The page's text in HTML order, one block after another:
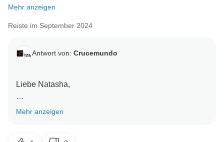
Mehr anzeigen
Reiste im September 2024
Antwort von: Crucemundo
Liebe Natasha,
vielen Dank für Ihre Rückmeldung zu Ihrem jüngsten
Mehr anzeigen